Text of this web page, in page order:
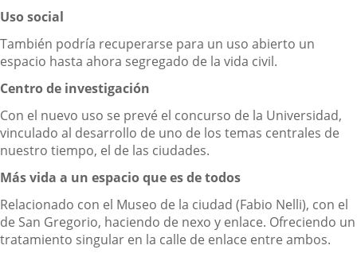
Uso social
También podría recuperarse para un uso abierto un
espacio hasta ahora segregado de la vida civil.
Centro de investigación
Con el nuevo uso se prevé el concurso de la Universidad,
vinculado al desarrollo de uno de los temas centrales de
nuestro tiempo, el de las ciudades.
Más vida a un espacio que es de todos
Relacionado con el Museo de la ciudad (Fabio Nelli), con el
de San Gregorio, haciendo de nexo y enlace. Ofreciendo un
tratamiento singular en la calle de enlace entre ambos.